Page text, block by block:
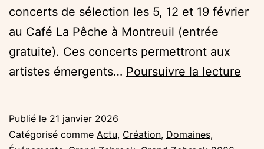
concerts de sélection les 5, 12 et 19 février
au Café La Pêche à Montreuil (entrée
gratuite). Ces concerts permettront aux
artistes émergents… Poursuivre la lecture
Publié le 21 janvier 2026
Catégorisé comme Actu, Création, Domaines,